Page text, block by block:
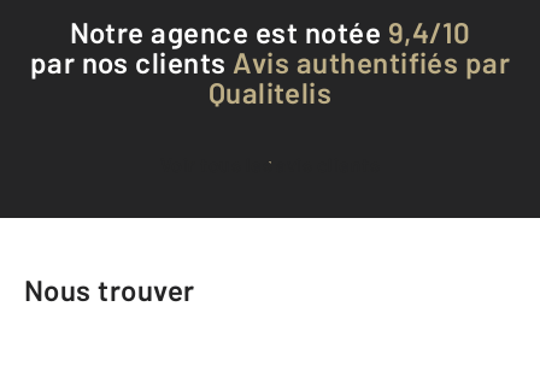
Notre agence est notée 9,4/10
par nos clients Avis authentifiés par
Qualitelis
Voir tous les avis clients
Nous trouver